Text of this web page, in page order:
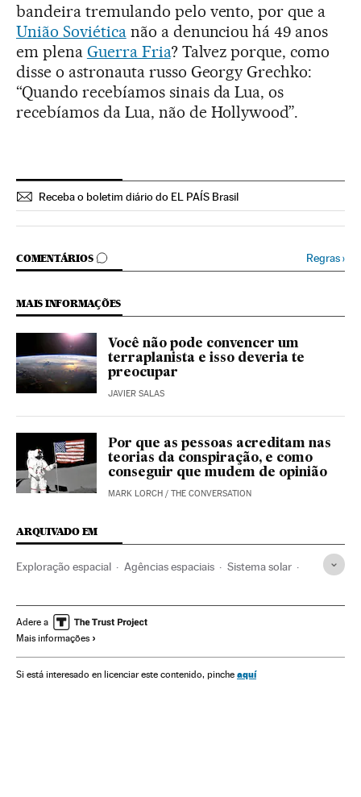
bandeira tremulando pelo vento, por que a
União Soviéticanão a denunciou há 49 anos
em plena Guerra Fria? Talvez porque, como
disse o astronauta russo Georgy Grechko:
“Quando recebíamos sinais da Lua, os
recebíamos da Lua, não de Hollywood”.
Receba o boletim diário do EL PAÍS Brasil
COMENTÁRIOS
COMENTÁRIOS Regras›
MAIS INFORMAÇÕES
Você não pode convencer um
terraplanista e isso deveria te
preocupar
JAVIER SALAS
Por que as pessoas acreditam nas
teorias da conspiração, e como
conseguir que mudem de opinião
MARK LORCH / THE CONVERSATION
ARQUIVADO EM
Exploração espacial Agências espaciais Sistema solar
América Latina Astronomia
América
50º aniversário chegada à Lua Fake news Apolo 11
Adere a
Mais informações
Si está interesado en licenciar este contenido, pinche aquí